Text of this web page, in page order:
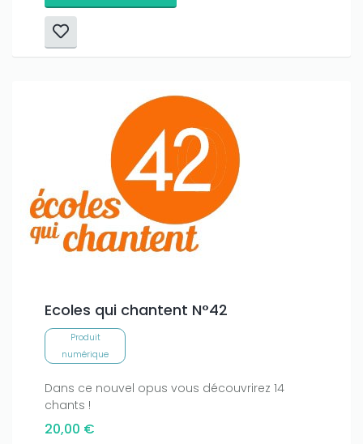
Ecoles qui chantent N°42
Produit
numérique
Dans ce nouvel opus vous découvrirez 14
chants !
20,00 €